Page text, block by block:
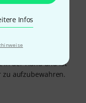
Infos
einen schönen
dieser Harp sehr
in der Hand und ist
aufzubewahren.